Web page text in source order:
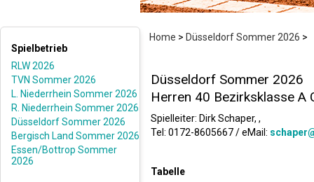
Home > Düsseldorf Sommer 2026 >
Spielbetrieb
RLW 2026
TVN Sommer 2026
L. Niederrhein Sommer 2026
R. Niederrhein Sommer 2026
Düsseldorf Sommer 2026
Bergisch Land Sommer 2026
Essen/Bottrop Sommer
2026
Düsseldorf Sommer 2026
Herren 40 Bezirksklasse A
Spielleiter: Dirk Schaper, ,
Tel: 0172-8605667 / eMail:
Tabelle